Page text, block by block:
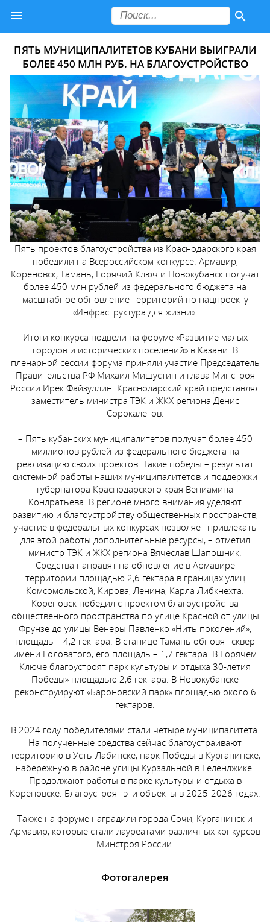
ПЯТЬ МУНИЦИПАЛИТЕТОВ КУБАНИ ВЫИГРАЛИ
БОЛЕЕ 450 МЛН РУБ. НА БЛАГОУСТРОЙСТВО
Пять проектов благоустройства из Краснодарского края
победили на Всероссийском конкурсе. Армавир,
Кореновск, Тамань, Горячий Ключ и Новокубанск получат
более 450 млн рублей из федерального бюджета на
масштабное обновление территорий по нацпроекту
«Инфраструктура для жизни».
Итоги конкурса подвели на форуме «Развитие малых
городов и исторических поселений» в Казани. В
пленарной сессии форума приняли участие Председатель
Правительства РФ Михаил Мишустин и глава Минстроя
России Ирек Файзуллин. Краснодарский край представлял
заместитель министра ТЭК и ЖКХ региона Денис
Сорокалетов.
– Пять кубанских муниципалитетов получат более 450
миллионов рублей из федерального бюджета на
реализацию своих проектов. Такие победы – результат
системной работы наших муниципалитетов и поддержки
губернатора Краснодарского края Вениамина
Кондратьева. В регионе много внимания уделяют
развитию и благоустройству общественных пространств,
участие в федеральных конкурсах позволяет привлекать
для этой работы дополнительные ресурсы, – отметил
министр ТЭК и ЖКХ региона Вячеслав Шапошник.
Средства направят на обновление в Армавире
территории площадью 2,6 гектара в границах улиц
Комсомольской, Кирова, Ленина, Карла Либкнехта.
Кореновск победил с проектом благоустройства
общественного пространства по улице Красной от улицы
Фрунзе до улицы Венеры Павленко «Нить поколений»,
площадь – 4,2 гектара. В станице Тамань обновят сквер
имени Головатого, его площадь – 1,7 гектара. В Горячем
Ключе благоустроят парк культуры и отдыха 30-летия
Победы» площадью 2,6 гектара. В Новокубанске
реконструируют «Бароновский парк» площадью около 6
гектаров.
В 2024 году победителями стали четыре муниципалитета.
На полученные средства сейчас благоустраивают
территорию в Усть-Лабинске, парк Победы в Курганинске,
набережную в районе улицы Курзальной в Геленджике.
Продолжают работы в парке культуры и отдыха в
Кореновске. Благоустроят эти объекты в 2025-2026 годах.
Также на форуме наградили города Сочи, Курганинск и
Армавир, которые стали лауреатами различных конкурсов
Минстроя России.
Фотогалерея